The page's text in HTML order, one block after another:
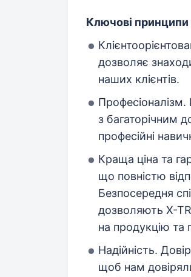
Ключові принципи
дозволяє
наших клієнтів.
з багаторічним
професійні
Краща ціна та
що повністю
Безпосередня
дозволяють X-
на продукцію та
Надійність.
щоб нам